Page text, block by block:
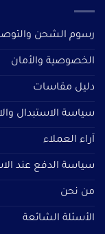
رسوم الشحن
الخصوصية والأمان
دليل مقاسات
سياسة الاستبدال
آراء العملاء
سياسة الدفع عند
من نحن
الأسئلة الشائعة